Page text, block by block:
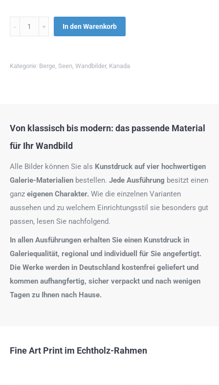
Menge In den Warenkorb
Kategorie: Berge Seen Wandbilder, Kanada
Von klassisch bis modern: das passende Material
für Ihr Wandbild
Alle Bilder können Sie als Kunstdruck auf vier hochwertigen
Galerie-Materialien bestellen. Jede Ausführung besitzt einen
ganz eigenen Charakter. Wie die einzelnen Varianten
aussehen und zu welchem Einrichtungsstil sie besonders gut
passen, lesen Sie nachfolgend.
In allen Ausführungen erhalten Sie einen Kunstdruck in
Galeriequalität, regional und individuell für Sie angefertigt.
Die Werke werden in Deutschland kostenfrei geliefert und
kommen aufhangfertig, sicher verpackt und nach wenigen
Tagen zu Ihnen nach Hause.
Fine Art Print im Echtholz-Rahmen